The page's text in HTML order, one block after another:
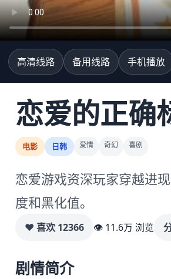
高清线路 备用线路 手机播放
恋爱的正确
电影 日韩 爱情 奇幻 喜剧
恋爱游戏资深玩家穿越进
度和黑化值。
♥ 喜欢12366 👁 11.6万 浏览
剧情简介